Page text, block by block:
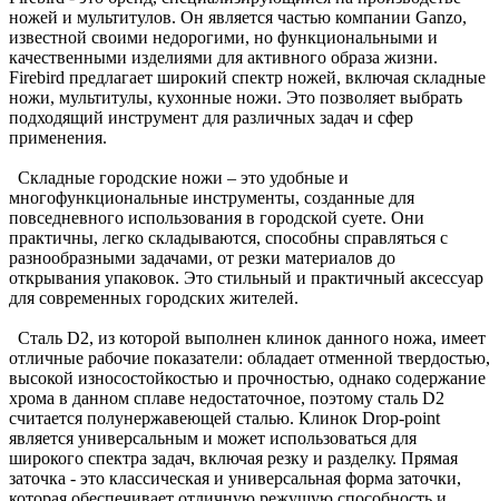
ножей и мультитулов. Он является частью компании Ganzo,
известной своими недорогими, но функциональными и
качественными изделиями для активного образа жизни.
Firebird предлагает широкий спектр ножей, включая складные
ножи, мультитулы, кухонные ножи. Это позволяет выбрать
подходящий инструмент для различных задач и сфер
применения.
Складные городские ножи – это удобные и
многофункциональные инструменты, созданные для
повседневного использования в городской суете. Они
практичны, легко складываются, способны справляться с
разнообразными задачами, от резки материалов до
открывания упаковок. Это стильный и практичный аксессуар
для современных городских жителей.
Сталь D2, из которой выполнен клинок данного ножа, имеет
отличные рабочие показатели: обладает отменной твердостью,
высокой износостойкостью и прочностью, однако содержание
хрома в данном сплаве недостаточное, поэтому сталь D2
считается полунержавеющей сталью. Клинок Drop-point
является универсальным и может использоваться для
широкого спектра задач, включая резку и разделку. Прямая
заточка - это классическая и универсальная форма заточки,